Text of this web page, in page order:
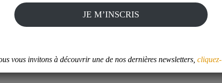
idée forte : démocratiser l'accès à
sur le sujet de l'intégrité et l'éthique.
JE M’INSCRIS
vous invitons à découvrir une de nos dernières newsletters,